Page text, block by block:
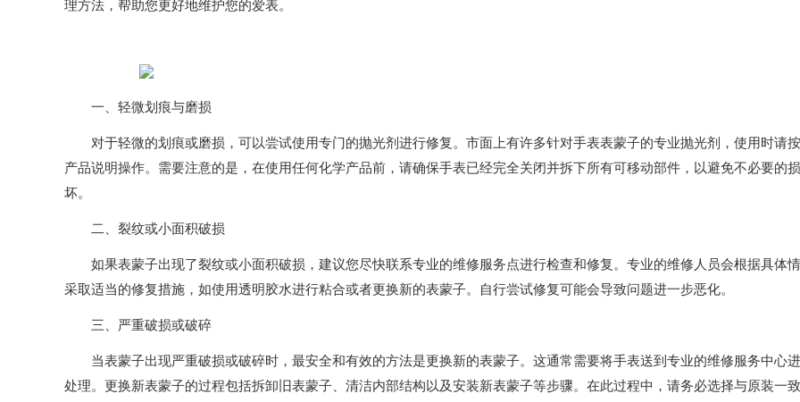
理方法，帮助您更好地维护您的爱表。
一、轻微划痕与磨损
对于轻微的划痕或磨损，可以尝试使用专门的抛光剂进行修复。市面上有许多针对手表表蒙子的专业抛光剂，使用时请
产品说明操作。需要注意的是，在使用任何化学产品前，请确保手表已经完全关闭并拆下所有可移动部件，以避免不必要的损
坏。
二、裂纹或小面积破损
如果表蒙子出现了裂纹或小面积破损，建议您尽快联系专业的维修服务点进行检查和修复。专业的维修人员会根据具体
采取适当的修复措施，如使用透明胶水进行粘合或者更换新的表蒙子。自行尝试修复可能会导致问题进一步恶化。
三、严重破损或破碎
当表蒙子出现严重破损或破碎时，最安全和有效的方法是更换新的表蒙子。这通常需要将手表送到专业的维修服务中心
处理。更换新表蒙子的过程包括拆卸旧表蒙子、清洁内部结构以及安装新表蒙子等步骤。在此过程中，请务必选择与原装一